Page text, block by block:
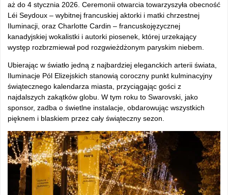
aż do 4 stycznia 2026. Ceremonii otwarcia towarzyszyła obecność
Léi Seydoux – wybitnej francuskiej aktorki i matki chrzestnej
Iluminacji, oraz Charlotte Cardin – francuskojęzycznej
kanadyjskiej wokalistki i autorki piosenek, której urzekający
występ rozbrzmiewał pod rozgwieżdżonym paryskim niebem.
Ubierając w światło jedną z najbardziej eleganckich arterii świata,
Iluminacje Pól Elizejskich stanowią coroczny punkt kulminacyjny
świątecznego kalendarza miasta, przyciągając gości z
najdalszych zakątków globu. W tym roku to Swarovski, jako
sponsor, zadba o świetlne instalacje, obdarowując wszystkich
pięknem i blaskiem przez cały świąteczny sezon.